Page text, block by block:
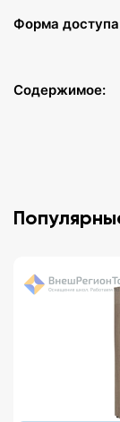
Взаимное
Опыт
Форма
Содержимое: